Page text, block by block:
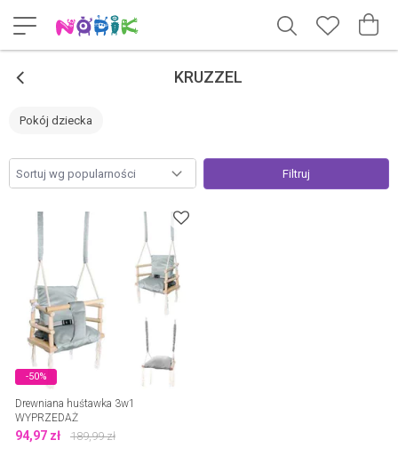
< KRUZZEL
Pokój dziecka
Filtruj
-50%
Drewniana huśtawka 3w1
WYPRZEDAŻ
94,97 zł 189,99zł